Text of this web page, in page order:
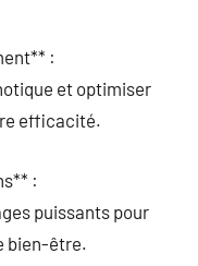
:
et optimiser
efficacité.
:
puissants pour
bien-être.